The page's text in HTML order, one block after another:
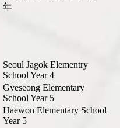
年
Seoul Jagok Elementry
School Year 4
Gyeseong Elementary
School Year 5
Haewon Elementary School
Year 5